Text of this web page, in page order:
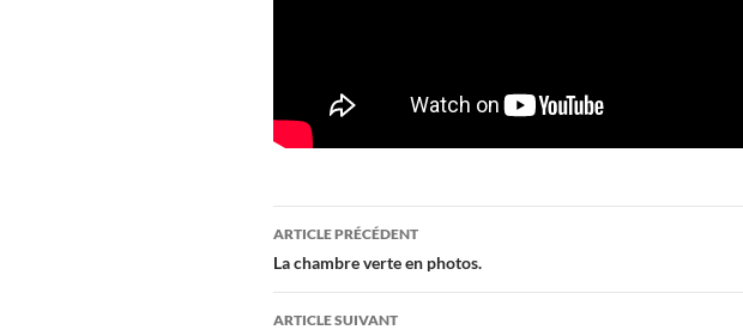
Navigation
des
articles
ARTICLE PRÉCÉDENT
La chambre verte en photos.
ARTICLE SUIVANT